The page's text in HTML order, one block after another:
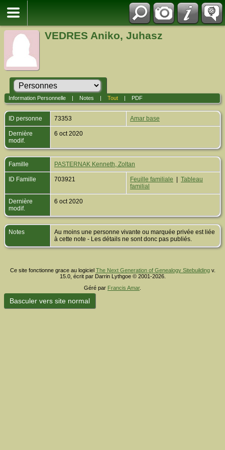
VEDRES Aniko, Juhasz
Information Personnelle| Notes Tout| PDF
ID personne 73353 Amar base
Dernière
modif.
6 oct 2020
Famille PASTERNAK Kenneth, Zoltan
ID Famille 703921 Feuille familiale
Tableau
familial
Dernière
modif.
6 oct 2020
Notes
Au moins une personne vivante ou marquée privée est liée
à cette note - Les détails ne sont donc pas publiés.
Ce site fonctionne grace au logiciel The Next Generation of Genealogy Sitebuildingv.
15.0, écrit par Darrin Lythgoe © 2001-2026.
Géré par Francis Amar.
Basculer vers site normal